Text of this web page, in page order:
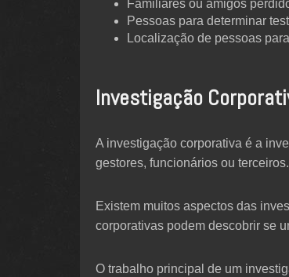
Familiares ou amigos
Pessoas para determinar
Localização de pessoas
Investigação
A investigação corporativa é a
gestores, funcionários ou terceiros.
Existem muitos aspectos das
corporativas podem descobrir se
O trabalho principal de um